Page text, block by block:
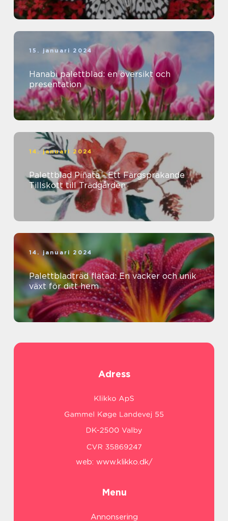
15. januari 2024
Hanabi palettblad: en översikt och
presentation
14. januari 2024
Palettblad Piñata - Ett Färgsprakande
Tillskott till Trädgården
14. januari 2024
Palettbladträd flätad: En vacker och unik
växt för ditt hem
Adress
web: www.klikko.dk/
Menu
Annonsering